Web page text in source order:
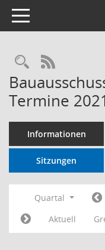
Toggle navigation
RSS-Feed
Termine 2021
Informationen
Sitzungen
Quartal
Aktuell